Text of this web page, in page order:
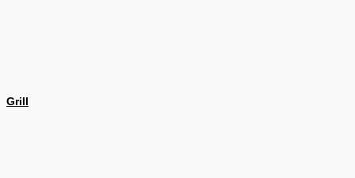
Grill